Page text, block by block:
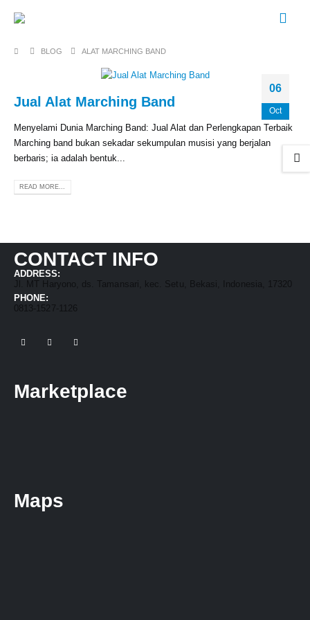
BLOG ALAT MARCHING BAND
06
Oct
Jual Alat Marching Band
Menyelami Dunia Marching Band: Jual Alat dan Perlengkapan Terbaik
Marching band bukan sekadar sekumpulan musisi yang berjalan
berbaris; ia adalah bentuk...
READ MORE...
CONTACT INFO
ADDRESS:
Jl. MT Haryono, ds. Tamansari, kec. Setu, Bekasi, Indonesia, 17320
PHONE:
0813-1527-1126
Marketplace
Maps